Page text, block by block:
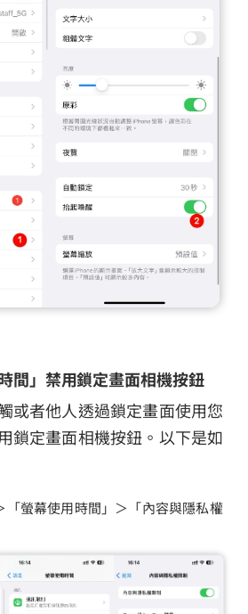
間」禁用鎖定畫面相機按鈕
或者他人透過鎖定畫面使用您
鎖定畫面相機按鈕。以下是如
「螢幕使用時間」＞「內容與隱私權